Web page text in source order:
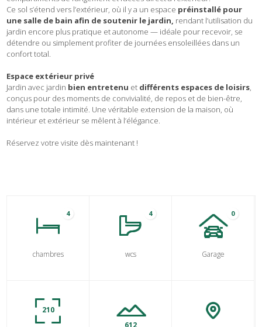
Ce sol s’étend vers l’extérieur, où il y a un espace préinstallé pour
une salle de bain afin de soutenir le jardin, rendant l’utilisation du
jardin encore plus pratique et autonome — idéale pour recevoir, se
détendre ou simplement profiter de journées ensoleillées dans un
confort total.
Espace extérieur privé
Jardin avec jardin bien entretenu et différents espaces de loisirs,
conçus pour des moments de convivialité, de repos et de bien-être,
dans une totale intimité. Une véritable extension de la maison, où
intérieur et extérieur se mêlent à l’élégance.
Réservez votre visite dès maintenant !
4
chambres
4
wcs
0
Garage
210
612